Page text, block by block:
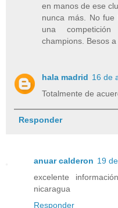
en manos de ese
nunca más. No
una competición
champions. Besos
hala madrid 16 de
Totalmente de
Responder
anuar calderon 19
excelente
nicaragua
Responder